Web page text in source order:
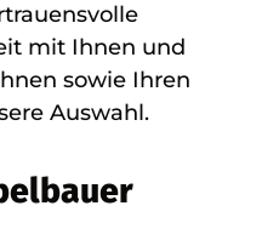
mit Ihnen und
sowie Ihren
Auswahl.